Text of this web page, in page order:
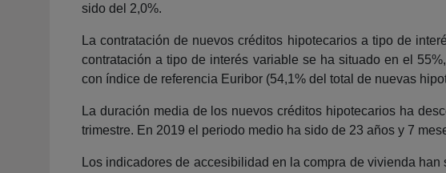
sido del 2,0%.
La contratación de nuevos créditos hipotecarios a tipo de
contratación a tipo de interés variable se ha situado en el
con índice de referencia Euribor (54,1% del total de nuevas
La duración media de los nuevos créditos hipotecarios ha
trimestre. En 2019 el periodo medio ha sido de 23 años y 7
Los indicadores de accesibilidad en la compra de vivienda